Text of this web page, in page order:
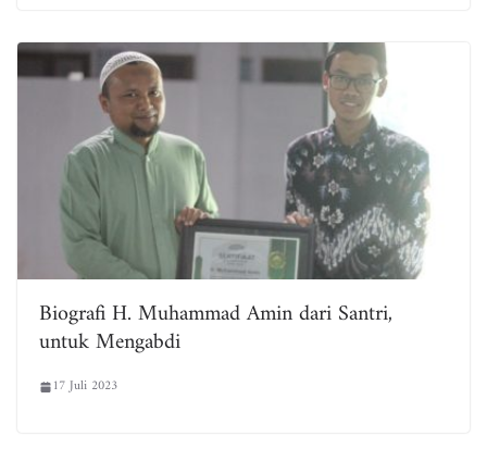
Biografi H. Muhammad Amin dari Santri,
untuk Mengabdi
17 Juli 2023